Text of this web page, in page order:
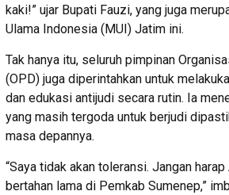
kaki!” ujar Bupati Fauzi, yang juga
Ulama Indonesia (MUI) Jatim ini.
Tak hanya itu, seluruh pimpinan
(OPD) juga diperintahkan untuk
dan edukasi antijudi secara rutin. Ia
yang masih tergoda untuk berjudi
masa depannya.
“Saya tidak akan toleransi. Jangan
bertahan lama di Pemkab Sumenep,”